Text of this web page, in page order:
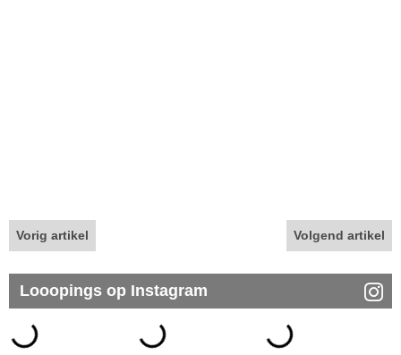
Vorig artikel Volgend artikel
Looopings op Instagram